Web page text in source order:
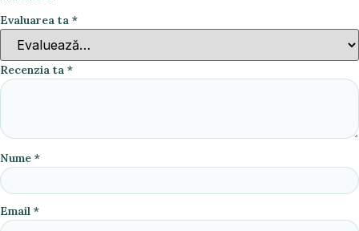
Evaluarea ta *
Recenzia ta *
Nume *
Email *